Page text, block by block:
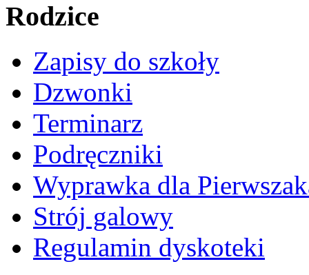
Rodzice
Zapisy do szkoły
Dzwonki
Terminarz
Podręczniki
Wyprawka dla
Strój galowy
Regulamin dyskoteki